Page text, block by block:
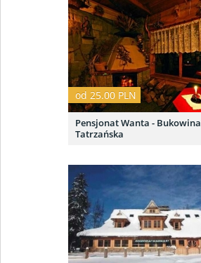
od 25.00 PLN
Pensjonat Wanta - Bukowina
Tatrzańska